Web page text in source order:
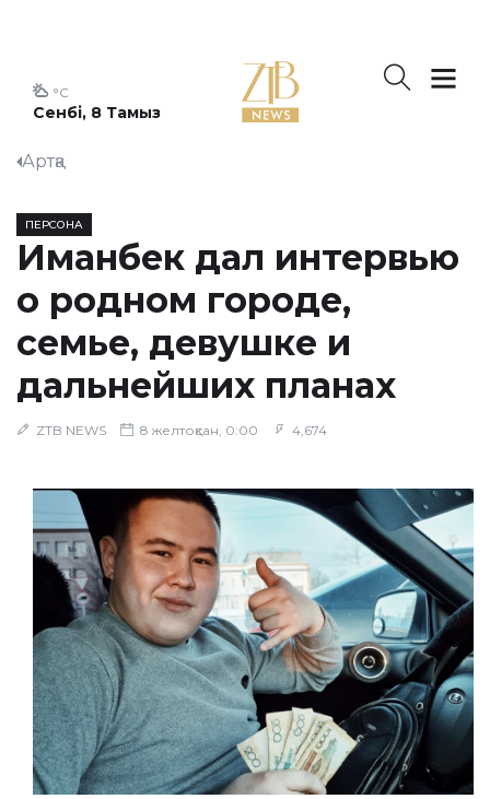
Сенбі, 8 Тамыз
°C
Артқа
ПЕРСОНА
Иманбек дал интервью
о родном городе,
семье, девушке и
дальнейших планах
ZTB NEWS 8 желтоқсан, 0:00 4,674